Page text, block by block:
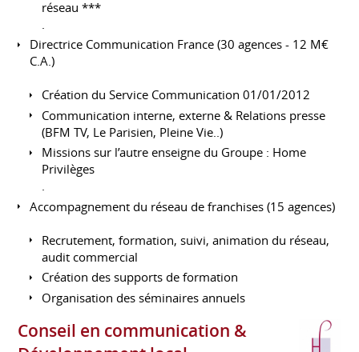
réseau ***
Directrice Communication France (30 agences - 12 M€
C.A.)
Création du Service Communication 01/01/2012
Communication interne, externe & Relations presse
(BFM TV, Le Parisien, Pleine Vie..)
Missions sur l’autre enseigne du Groupe : Home
Privilèges
.
Accompagnement du réseau de franchises (15 agences)
Recrutement, formation, suivi, animation du réseau,
audit commercial
Création des supports de formation
Organisation des séminaires annuels
Conseil en communication &